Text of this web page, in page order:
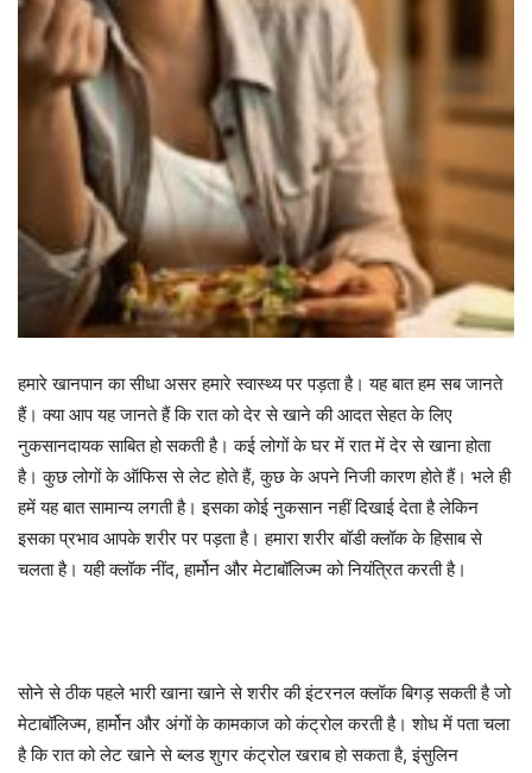
हमारे खानपान का सीधा असर हमारे स्वास्थ्य पर पड़ता है। यह बात हम सब जानते
हैं। क्या आप यह जानते हैं कि रात को देर से खाने की आदत सेहत के लिए
नुकसानदायक साबित हो सकती है। कई लोगों के घर में रात में देर से खाना होता
है। कुछ लोगों के ऑफिस से लेट होते हैं, कुछ के अपने निजी कारण होते हैं। भले ही
हमें यह बात सामान्य लगती है। इसका कोई नुकसान नहीं दिखाई देता है लेकिन
इसका प्रभाव आपके शरीर पर पड़ता है। हमारा शरीर बॉडी क्लॉक के हिसाब से
चलता है। यही क्लॉक नींद, हार्मोन और मेटाबॉलिज्म को नियंत्रित करती है।
सोने से ठीक पहले भारी खाना खाने से शरीर की इंटरनल क्लॉक बिगड़ सकती है जो
मेटाबॉलिज्म, हार्मोन और अंगों के कामकाज को कंट्रोल करती है। शोध में पता चला
है कि रात को लेट खाने से ब्लड शुगर कंट्रोल खराब हो सकता है, इंसुलिन